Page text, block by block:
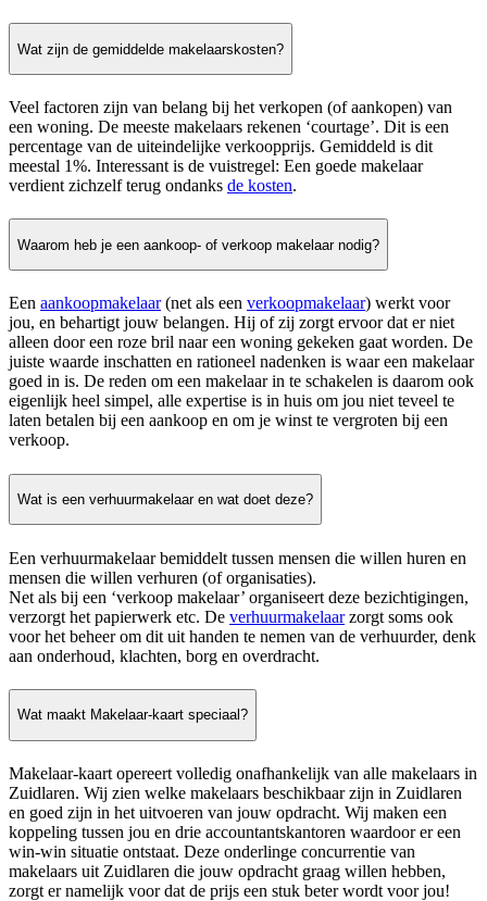
Wat zijn de gemiddelde makelaarskosten?
Veel factoren zijn van belang bij het verkopen (of aankopen) van
een woning. De meeste makelaars rekenen ‘courtage’. Dit is een
percentage van de uiteindelijke verkoopprijs. Gemiddeld is dit
meestal 1%. Interessant is de vuistregel: Een goede makelaar
verdient zichzelf terug ondanks de kosten.
Waarom heb je een aankoop- of verkoop makelaar nodig?
Een aankoopmakelaar(net als een verkoopmakelaar) werkt voor
jou, en behartigt jouw belangen. Hij of zij zorgt ervoor dat er niet
alleen door een roze bril naar een woning gekeken gaat worden. De
juiste waarde inschatten en rationeel nadenken is waar een makelaar
goed in is. De reden om een makelaar in te schakelen is daarom ook
eigenlijk heel simpel, alle expertise is in huis om jou niet teveel te
laten betalen bij een aankoop en om je winst te vergroten bij een
verkoop.
Wat is een verhuurmakelaar en wat doet deze?
Een verhuurmakelaar bemiddelt tussen mensen die willen huren en
mensen die willen verhuren (of organisaties).
Net als bij een ‘verkoop makelaar’ organiseert deze bezichtigingen,
verzorgt het papierwerk etc. De verhuurmakelaarzorgt soms ook
voor het beheer om dit uit handen te nemen van de verhuurder, denk
aan onderhoud, klachten, borg en overdracht.
Wat maakt Makelaar-kaart speciaal?
Makelaar-kaart opereert volledig onafhankelijk van alle makelaars in
Zuidlaren. Wij zien welke makelaars beschikbaar zijn in Zuidlaren
en goed zijn in het uitvoeren van jouw opdracht. Wij maken een
koppeling tussen jou en drie accountantskantoren waardoor er een
win-win situatie ontstaat. Deze onderlinge concurrentie van
makelaars uit Zuidlaren die jouw opdracht graag willen hebben,
zorgt er namelijk voor dat de prijs een stuk beter wordt voor jou!